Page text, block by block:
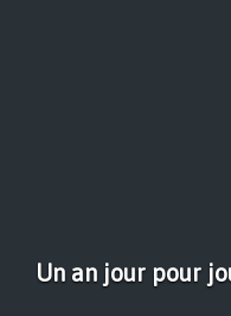
Un an jour pour